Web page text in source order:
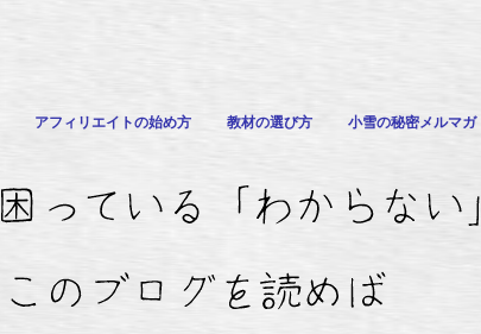
アフィリエイトの始め方 教材の選び方 小雪の秘密メルマガ